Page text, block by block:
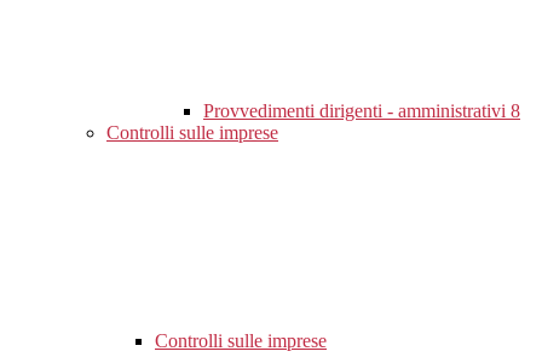
Provvedimenti dirigenti - amministrativi 8
Controlli sulle imprese
Controlli sulle imprese